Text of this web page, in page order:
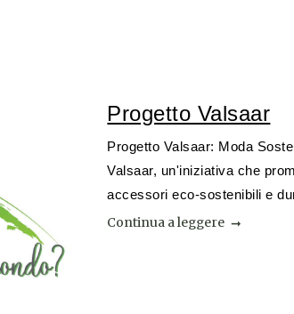
Progetto Valsaar
Progetto Valsaar: Moda
Valsaar, un'iniziativa che
accessori eco-sostenibili e
Continua a leggere